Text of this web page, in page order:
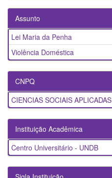
Assunto
Lei Maria da Penha
Violência Doméstica
CNPQ
CIENCIAS SOCIAIS APLICADAS
Instituição Acadêmica
Centro Universitário - UNDB